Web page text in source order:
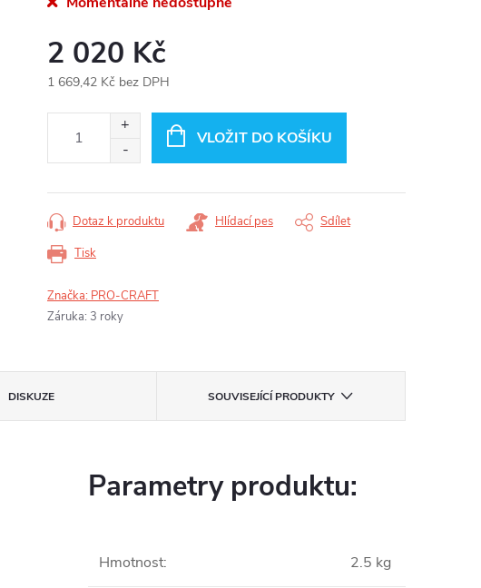
2 020 Kč
1 669,42 Kč bez DPH
VLOŽIT DO KOŠÍKU
Tisk
Dotaz k produktu Hlídací pes Sdílet
Značka: PRO-CRAFT
Záruka: 3 roky
DISKUZE SOUVISEJÍCÍ PRODUKTY
Parametry produktu:
Hmotnost: 2.5 kg